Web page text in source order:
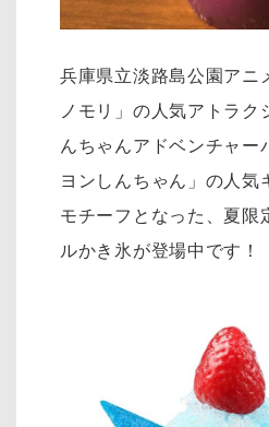
兵庫県立淡路島公園アニ
ノモリ」の人気アトラク
んちゃんアドベンチャー
ヨンしんちゃん」の人気
モチーフとなった、夏限
ルかき氷が登場中です！